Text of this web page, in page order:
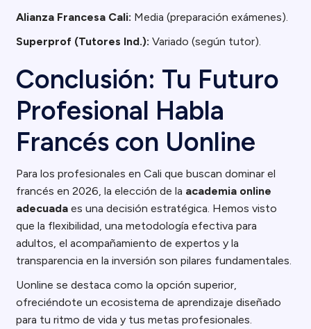
Alianza Francesa Cali: Media (preparación exámenes).
Superprof (Tutores Ind.): Variado (según tutor).
Conclusión: Tu Futuro
Profesional Habla
Francés con Uonline
Para los profesionales en Cali que buscan dominar el
francés en 2026, la elección de la academia online
adecuada es una decisión estratégica. Hemos visto
que la flexibilidad, una metodología efectiva para
adultos, el acompañamiento de expertos y la
transparencia en la inversión son pilares fundamentales.
Uonline se destaca como la opción superior,
ofreciéndote un ecosistema de aprendizaje diseñado
para tu ritmo de vida y tus metas profesionales.